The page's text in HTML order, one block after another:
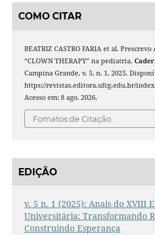
COMO CITAR
BEATRIZ CASTRO FARIA et al.
“CLOWN THERAPY” na pediatria.
Campina Grande, v. 5, n. 1, 2025.
https://revistas.editora.ufcg.edu.br/
Acesso em: 8 ago. 2026.
Fomatos de Citação
EDIÇÃO
v. 5 n. 1 (2025): Anais do XVIII
Universitária: Transformando
Construindo Esperança